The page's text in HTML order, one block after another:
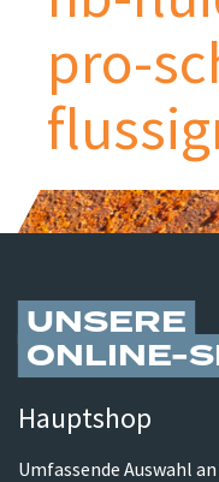
pro-
UNSERE
ONLINE-
Hauptshop
Umfassende Auswahl an